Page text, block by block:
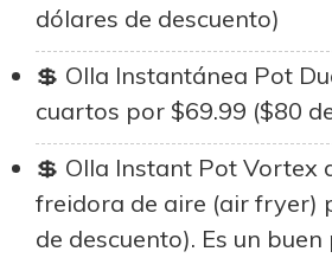
dólares de descuento)
Olla Instantánea Pot
cuartos por $69.99 ($80
Olla Instant Pot Vortex
freidora de aire (air fryer)
de descuento). Es un